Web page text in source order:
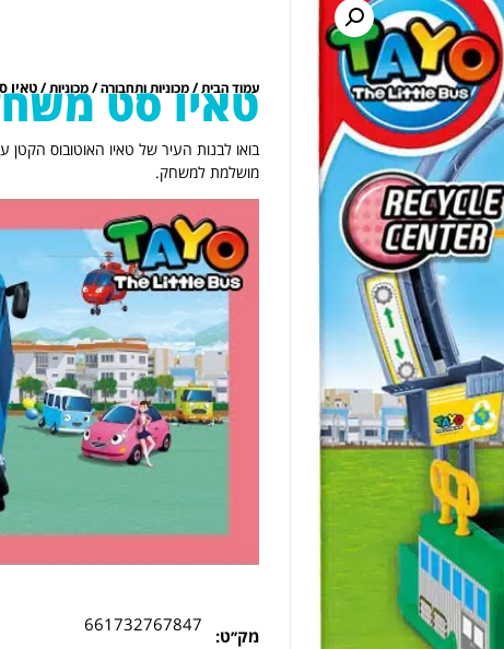
עמוד הבית/מכוניות ותחבורה/מכוניות/ טאיו טאיו סט
בואו לבנות העיר של טאיו האוטובוס
מושלמת למשחק.
מק׳׳ט:
661732767847